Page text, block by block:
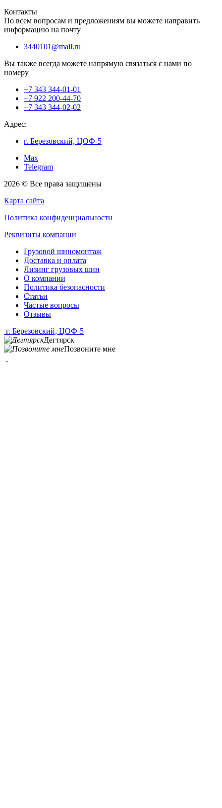
Контакты
По всем вопросам и предложениям вы можете направить
информацию на почту
3440101@mail.ru
Вы также всегда можете напрямую связаться с нами по
номеру
+7 343 344-01-01
+7 922 200-44-70
+7 343 344-02-02
Адрес:
г. Березовский, ЦОФ-5
Max
Telegram
2026 © Все права защищены
Карта сайта
Политика конфиденциальности
Реквизиты компании
Грузовой шиномонтаж
Доставка и оплата
Лизинг грузовых шин
О компании
Политика безопасности
Статьи
Частые вопросы
Отзывы
г. Березовский, ЦОФ-5
Дегтярск
Позвоните мне